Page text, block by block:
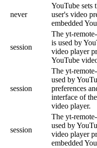
never
YouTube sets
user's video
embedded
session
The yt-
is used by
video player
YouTube
session
The yt-
used by
preferences
interface of
video player.
session
The yt-
used by
video player
embedded